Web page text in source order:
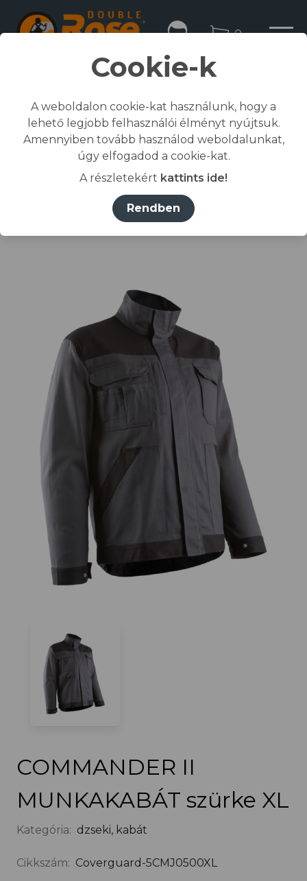
0
Kezdőlap
Összes termék
Munkaruházat
dzseki, kabát
COMMANDER II MUNKAKABÁT szürke XL
COMMANDER II
MUNKAKABÁT szürke XL
Kategória: dzseki, kabát
Cikkszám: Coverguard-5CMJ0500XL
Cookie-k
A weboldalon cookie-kat használunk, hogy a
lehető legjobb felhasználói élményt nyújtsuk.
Amennyiben tovább használod weboldalunkat,
úgy elfogadod a cookie-kat.
A részletekért kattints ide!
Rendben